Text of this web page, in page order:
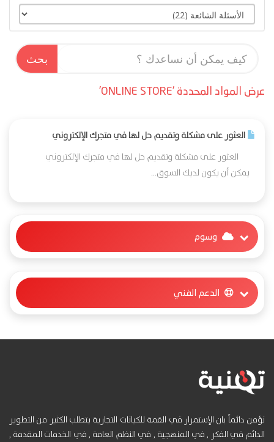
عرض المواد المحددة 'ONLINE STORE'
العثور على مشكلة وتقديم حل لها في متجرك الإلكتروني
العثور على مشكلة وتقديم حل لها في متجرك الإلكتروني
يمكن أن يكون لديك السوق...
وسوم
الدعم الفني
نؤمن دائماً بان الإستمرار في القمة للكيانات التجارية يتطلب الكثير من التطوير
الدائم في الفكر , في المنهجية , في النظم العامة , في الخدمات المقدمة ,